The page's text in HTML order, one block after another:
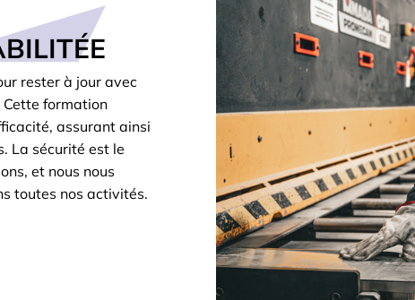
rester à jour avec
formation
assurant ainsi
La sécurité est le
et nous nous
toutes nos activités.